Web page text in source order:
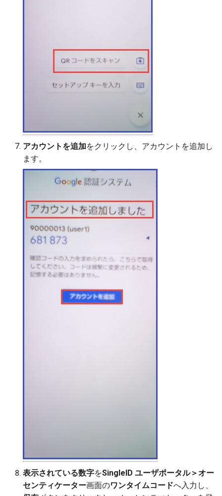
アカウントを追加をクリックし、アカウントを追加し
ます。
表示されている数字をSingleID ユーザポータル＞オー
センティケーター画面のワンタイムコードへ入力し、